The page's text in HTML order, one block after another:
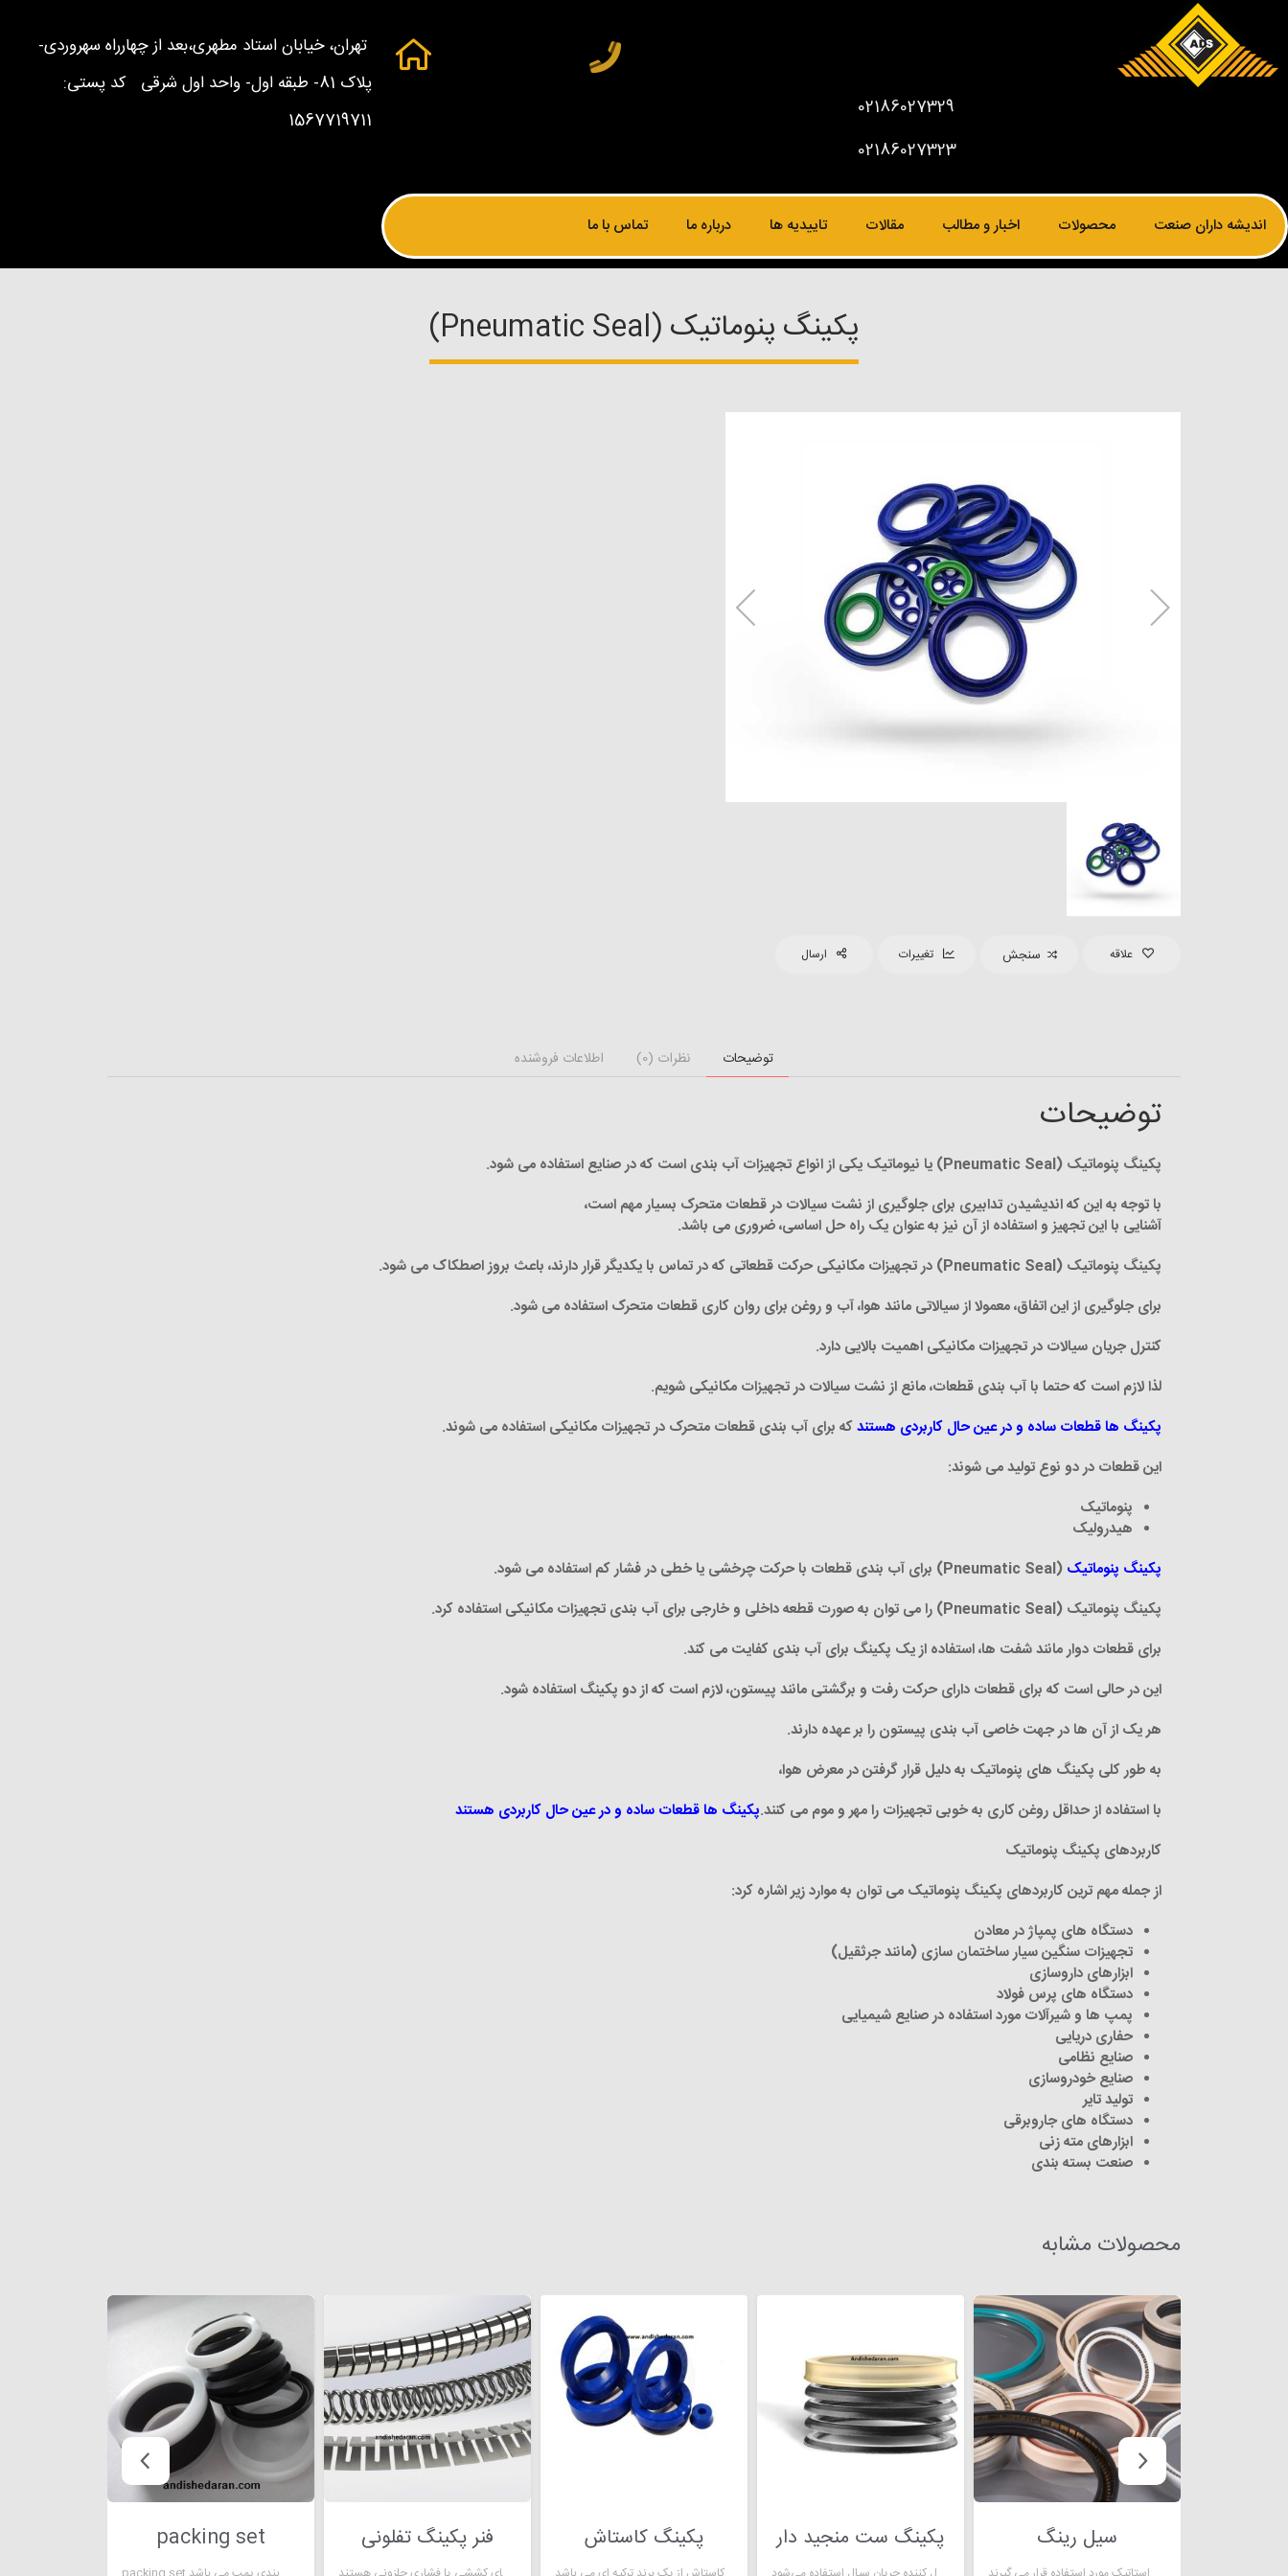
02186027329
02186027323
تهران، خیابان استاد مطهری،بعد از چهارراه سهروردی-
پلاک 81- طبقه اول- واحد اول شرقی کد پستی:
1567719711
اندیشه داران صنعت محصولات اخبار و مطالب مقالات تاییدیه ها درباره ما تماس با ما
پکینگ پنوماتیک (Pneumatic Seal)
علاقه سنجش تغییرات ارسال
توضیحات نظرات (0) اطلاعات فروشنده
توضیحات
پکینگ پنوماتیک (Pneumatic Seal) یا نیوماتیک یکی از انواع تجهیزات آب بندی است که در صنایع استفاده می شود.
با توجه به این که اندیشیدن تدابیری برای جلوگیری از نشت سیالات در قطعات متحرک بسیار مهم است،
آشنایی با این تجهیز و استفاده از آن نیز به عنوان یک راه حل اساسی، ضروری می باشد.
پکینگ پنوماتیک (Pneumatic Seal) در تجهیزات مکانیکی حرکت قطعاتی که در تماس با یکدیگر قرار دارند، باعث بروز اصطکاک
می شود.
برای جلوگیری از این اتفاق، معمولا از سیالاتی مانند هوا، آب و روغن برای روان کاری قطعات متحرک استفاده می شود.
کنترل جریان سیالات در تجهیزات مکانیکی اهمیت بالایی دارد.
لذا لازم است که حتما با آب بندی قطعات، مانع از نشت سیالات در تجهیزات مکانیکی شویم.
پکینگ ها قطعات ساده و در عین حال کاربردی هستندکه برای آب بندی قطعات متحرک در تجهیزات مکانیکی استفاده می شوند.
این قطعات در دو نوع تولید می شوند:
پنوماتیک
هیدرولیک
پکینگ پنوماتیک (Pneumatic Seal) برای آب بندی قطعات با حرکت چرخشی یا خطی در فشار کم استفاده می شود
.
پکینگ پنوماتیک (Pneumatic Seal) را می توان به صورت قطعه داخلی و خارجی برای آب بندی تجهیزات مکانیکی استفاده کرد
.
برای قطعات دوار مانند شفت ها، استفاده از یک پکینگ برای آب بندی کفایت می کند.
این در حالی است که برای قطعات دارای حرکت رفت و برگشتی مانند پیستون، لازم است که از دو پکینگ استفاده شود.
هر یک از آن ها در جهت خاصی آب بندی پیستون را بر عهده دارند.
به طور کلی پکینگ های پنوماتیک به دلیل قرار گرفتن در معرض هوا،
با استفاده از حداقل روغن کاری به خوبی تجهیزات را مهر و موم می کنند.پکینگ ها قطعات ساده و در عین حال کاربردی هستند
کاربردهای پکینگ پنوماتیک
از جمله مهم ترین کاربردهای پکینگ پنوماتیک می توان به موارد زیر اشاره کرد:
دستگاه های پمپاژ در معادن
تجهیزات سنگین سیار ساختمان سازی (مانند جرثقیل)
ابزارهای داروسازی
دستگاه های پرس فولاد
پمپ ها و شیرآلات مورد استفاده در صنایع شیمیایی
حفاری دریایی
صنایع نظامی
صنایع خودروسازی
تولید تایر
دستگاه های جاروبرقی
ابزارهای مته زنی
صنعت بسته بندی
محصولات مشابه
سیل رینگ پکینگ ست منجید دار پکینگ کاستاش فنر پکینگ تفلونی packing set